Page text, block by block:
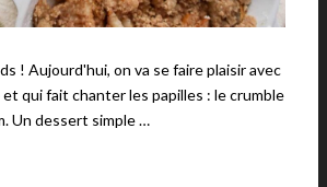
! Aujourd'hui, on va se faire plaisir avec
qui fait chanter les papilles : le crumble
Un dessert simple …